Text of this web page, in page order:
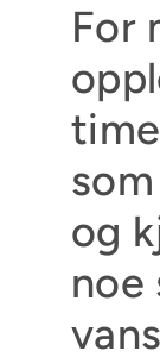
For
og
noe